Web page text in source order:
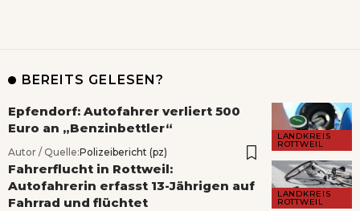
BEREITS GELESEN?
LANDKREIS
ROTTWEIL
Epfendorf: Autofahrer verliert 500
Euro an „Benzinbettler“
Autor / Quelle:Polizeibericht (pz)
LANDKREIS
ROTTWEIL
Fahrerflucht in Rottweil:
Autofahrerin erfasst 13-Jährigen auf
Fahrrad und flüchtet